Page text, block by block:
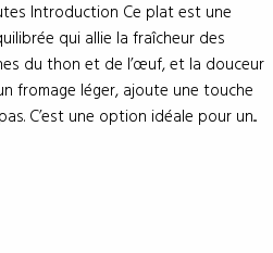
un fromage léger, ajoute
le repas. C’est une option